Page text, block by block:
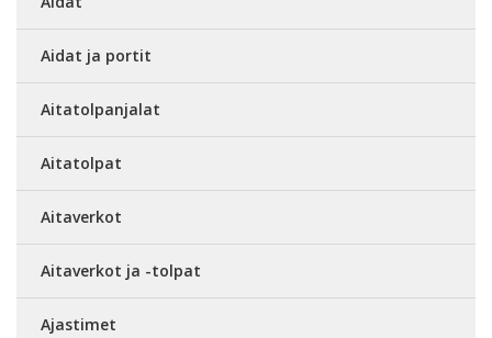
Aidat ja portit
Aitatolpanjalat
Aitatolpat
Aitaverkot
Aitaverkot ja -tolpat
Ajastimet